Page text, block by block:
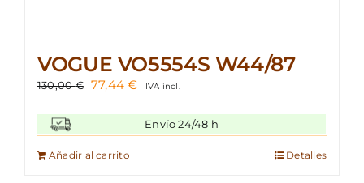
VOGUE VO5554S W44/87
130,00€ El
era:
130,00 €.
77,44€El
actual
es:
IVA incl.
Envío 24/48 h
Añadir al carrito Detalles